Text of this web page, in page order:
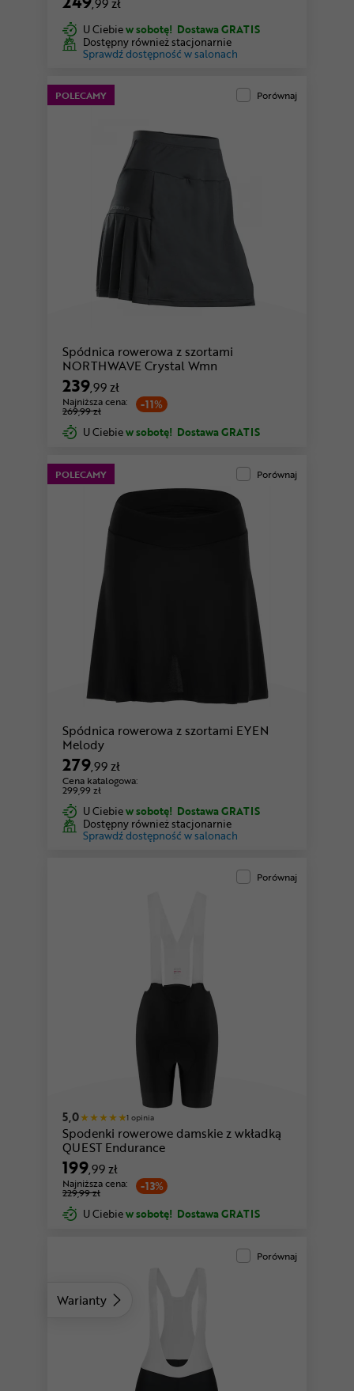
U Ciebiew sobotę! Dostawa GRATIS
Dostępny również stacjonarnie
Sprawdź dostępność w salonach
POLECAMY Porównaj
Spódnica rowerowa z szortami
NORTHWAVE Crystal Wmn
239,99 zł
-11%
Najniższa cena:
269,99 zł
U Ciebiew sobotę! Dostawa GRATIS
POLECAMY Porównaj
Spódnica rowerowa z szortami EYEN
Melody
279,99 zł
Cena katalogowa:
299,99 zł
U Ciebiew sobotę! Dostawa GRATIS
Dostępny również stacjonarnie
Sprawdź dostępność w salonach
Porównaj
5,0 1 opinia
Spodenki rowerowe damskie z wkładką
QUEST Endurance
199,99 zł
-13%
Najniższa cena:
229,99 zł
U Ciebiew sobotę! Dostawa GRATIS
Warianty
Porównaj